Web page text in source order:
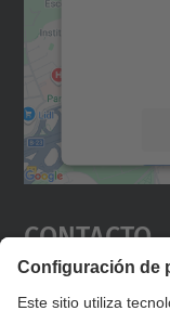
Contacto
Editad en la